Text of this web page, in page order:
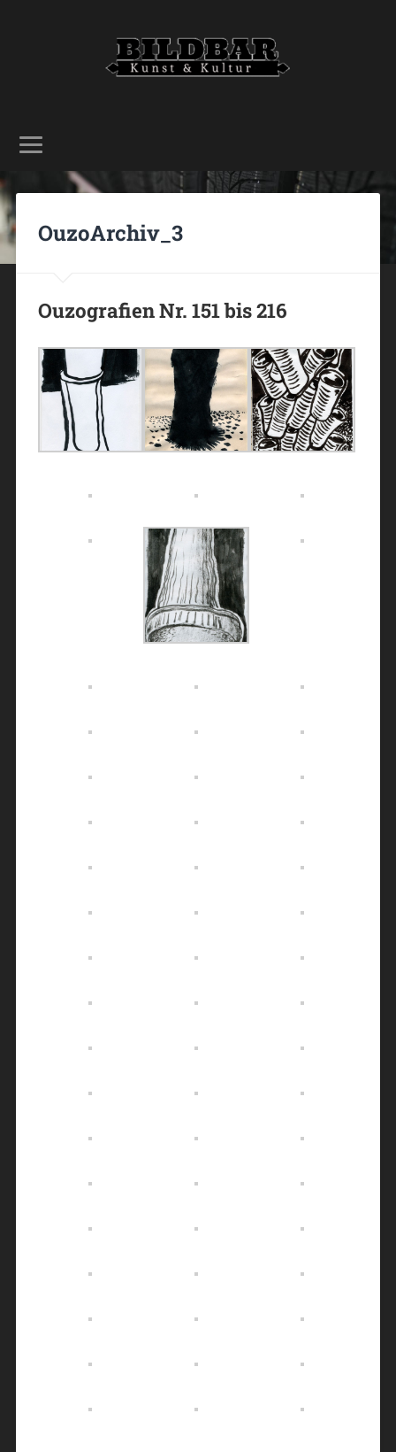
OuzoArchiv_3
Ouzografien Nr. 151 bis 216